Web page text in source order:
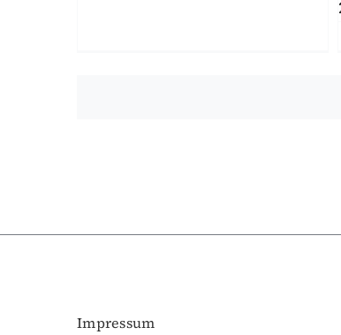
Impressum